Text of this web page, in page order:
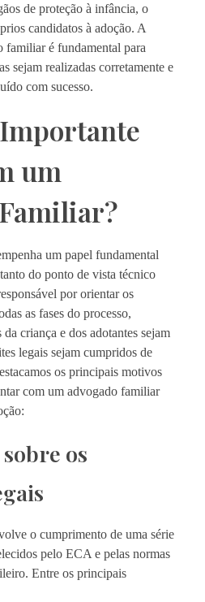
de proteção à infância, o
candidatos à adoção. A
familiar é fundamental para
sejam realizadas corretamente e
com sucesso.
um
um papel fundamental
do ponto de vista técnico
por orientar os
as fases do processo,
criança e dos adotantes sejam
legais sejam cumpridos de
os principais motivos
com um advogado familiar
os
o cumprimento de uma série
pelo ECA e pelas normas
Entre os principais